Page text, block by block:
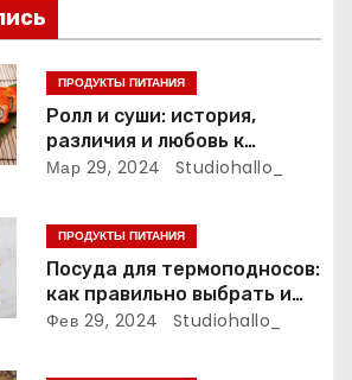
ПРОДУКТЫ ПИТАНИЯ
Ролл и суши: история,
различия и любовь к
японской кухне
Мар 29, 2024 Studiohallo_
ПРОДУКТЫ ПИТАНИЯ
Посуда для термоподносов:
как правильно выбрать и
использовать
Фев 29, 2024 Studiohallo_